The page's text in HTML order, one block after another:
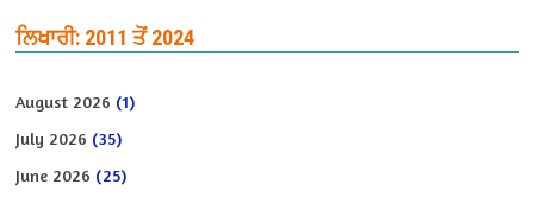
ਲਿਖਾਰੀ: 2011 ਤੋਂ 2024
August 2026 (1)
July 2026 (35)
June 2026 (25)